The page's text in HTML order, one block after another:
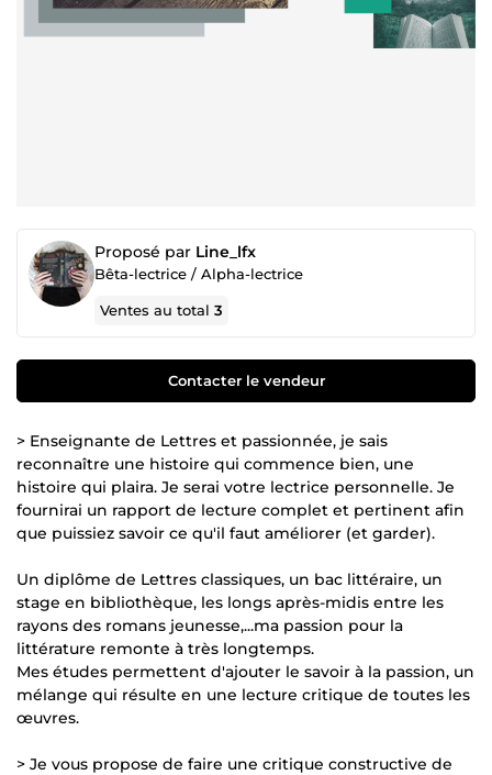
Proposé par Line_lfx
Bêta-lectrice / Alpha-lectrice
Ventes au total3
Contacter le vendeur
> Enseignante de Lettres et passionnée, je sais
reconnaître une histoire qui commence bien, une
histoire qui plaira. Je serai votre lectrice personnelle. Je
fournirai un rapport de lecture complet et pertinent afin
que puissiez savoir ce qu'il faut améliorer (et garder).
Un diplôme de Lettres classiques, un bac littéraire, un
stage en bibliothèque, les longs après-midis entre les
rayons des romans jeunesse,...ma passion pour la
littérature remonte à très longtemps.
Mes études permettent d'ajouter le savoir à la passion, un
mélange qui résulte en une lecture critique de toutes les
œuvres.
> Je vous propose de faire une critique constructive de